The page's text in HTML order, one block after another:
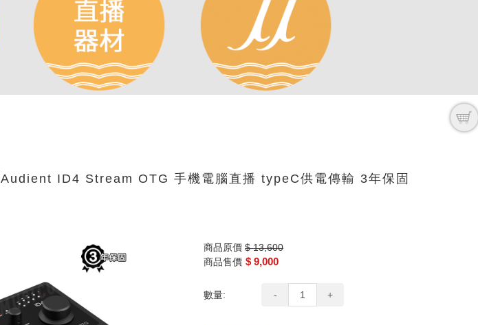
Audient ID4 Stream OTG 手機電腦直播 typeC供電傳輸 3年保固
商品原價 $ 13,600
商品售價 $ 9,000
數量: - +